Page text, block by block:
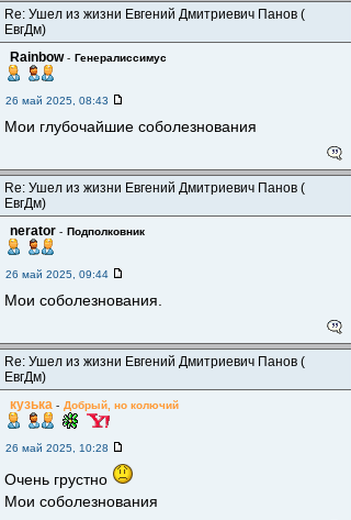
Re: Ушел из жизни Евгений Дмитриевич Панов (
ЕвгДм)
Rainbow- Генералиссимус
26 май 2025, 08:43
Мои глубочайшие соболезнования
Re: Ушел из жизни Евгений Дмитриевич Панов (
ЕвгДм)
nerator - Подполковник
26 май 2025, 09:44
Мои соболезнования.
Re: Ушел из жизни Евгений Дмитриевич Панов (
ЕвгДм)
кузька - Добрый, но колючий
26 май 2025, 10:28
Очень грустно
Мои соболезнования